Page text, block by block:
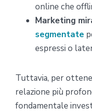
online che
Marketing
segmentate
espressi o
Tuttavia, per
relazione più
fondamentale